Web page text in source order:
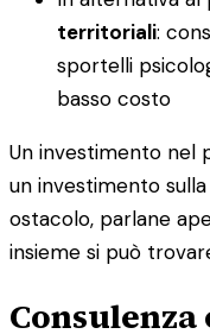
territoriali:
sportelli
basso costo
Un investimento nel
un investimento
ostacolo, parlane
insieme si può